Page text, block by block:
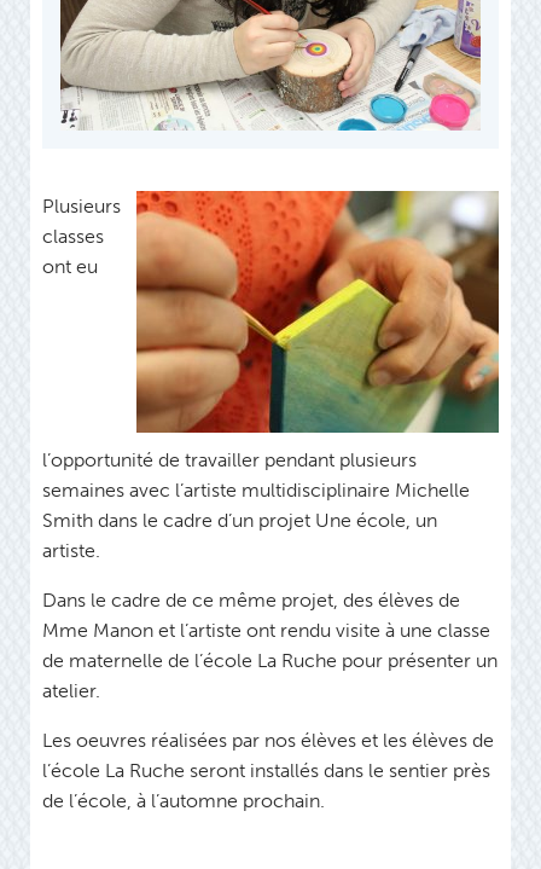
Plusieurs
classes
ont eu
l’opportunité de travailler pendant plusieurs
semaines avec l’artiste multidisciplinaire Michelle
Smith dans le cadre d’un projet Une école, un
artiste.
Dans le cadre de ce même projet, des élèves de
Mme Manon et l’artiste ont rendu visite à une classe
de maternelle de l’école La Ruche pour présenter un
atelier.
Les oeuvres réalisées par nos élèves et les élèves de
l’école La Ruche seront installés dans le sentier près
de l’école, à l’automne prochain.